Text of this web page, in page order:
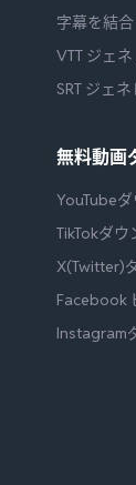
字幕を結合
VTT ジェ
SRT ジェ
無料動画
YouTube
TikTokダウ
X(Twitter)
Facebook
Instagram